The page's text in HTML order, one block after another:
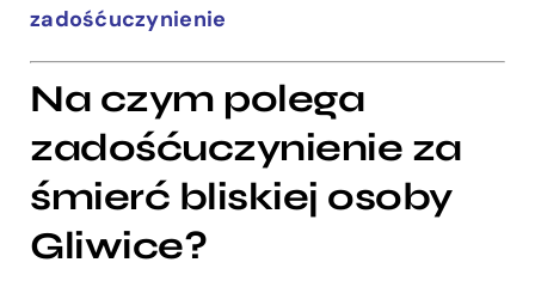
zadośćuczynienie
Na czym polega
zadośćuczynienie za
śmierć bliskiej osoby
Gliwice?